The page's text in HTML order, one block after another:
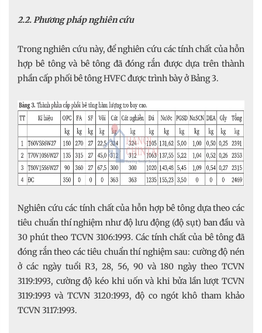
2.2. Phương pháp nghiên cứu
Trong nghiên cứu này, để nghiên cứu các tính chất của hỗn
hợp bê tông và bê tông đã đóng rắn được dựa trên thành
phần cấp phối bê tông HVFC được trình bày ở Bảng 3.
Nghiên cứu các tính chất của hỗn hợp bê tông dựa theo các
tiêu chuẩn thí nghiệm như độ lưu động (độ sụt) ban đầu và
30 phút theo TCVN 3106:1993. Các tính chất của bê tông đã
đóng rắn theo các tiêu chuẩn thí nghiệm sau: cường độ nén
ở các ngày tuổi R3, 28, 56, 90 và 180 ngày theo TCVN
3119:1993, cường độ kéo khi uốn và khi bửa lần lượt TCVN
3119:1993 và TCVN 3120:1993, độ co ngót khô tham khảo
TCVN 3117:1993.